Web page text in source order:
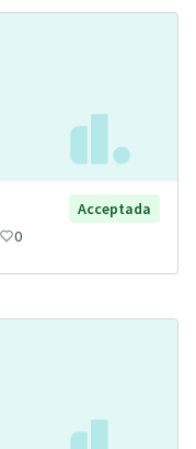
Acceptada
0